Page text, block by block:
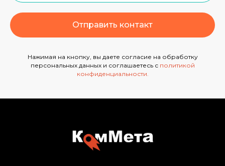
Отправить контакт
Нажимая на кнопку, вы даете согласие на обработку
персональных данных и соглашаетесь с политикой
конфиденциальности